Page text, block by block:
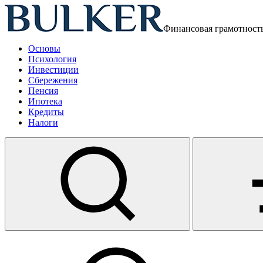
Финансовая
Основы
Психология
Инвестиции
Сбережения
Пенсия
Ипотека
Кредиты
Налоги